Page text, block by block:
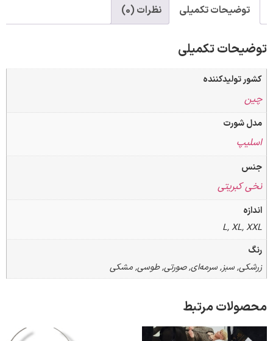
تکمیلی نظرات (0)
تکمیلی
L,
سبز, سرمه‌ای, صورتی, طوسی, مشکی
مرتبط